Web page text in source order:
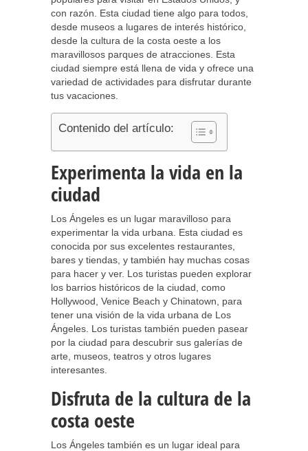
con razón. Esta ciudad tiene algo para todos,
desde museos a lugares de interés histórico,
desde la cultura de la costa oeste a los
maravillosos parques de atracciones. Esta
ciudad siempre está llena de vida y ofrece una
variedad de actividades para disfrutar durante
tus vacaciones.
Contenido del artículo:
Experimenta la vida en la
ciudad
Los Ángeles es un lugar maravilloso para
experimentar la vida urbana. Esta ciudad es
conocida por sus excelentes restaurantes,
bares y tiendas, y también hay muchas cosas
para hacer y ver. Los turistas pueden explorar
los barrios históricos de la ciudad, como
Hollywood, Venice Beach y Chinatown, para
tener una visión de la vida urbana de Los
Ángeles. Los turistas también pueden pasear
por la ciudad para descubrir sus galerías de
arte, museos, teatros y otros lugares
interesantes.
Disfruta de la cultura de la
costa oeste
Los Ángeles también es un lugar ideal para